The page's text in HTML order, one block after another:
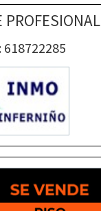
PROFESIONAL